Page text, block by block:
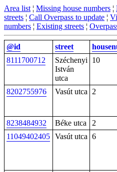
Area list ¦ Missing house numbers ¦
streets ¦ Call Overpass to update ¦
numbers ¦ Existing streets ¦
@id street
8111700712
Széchenyi
István
utca
10
8202755976 Vasút utca 2
8238484932 Béke utca 2
11049402405 Vasút utca 6